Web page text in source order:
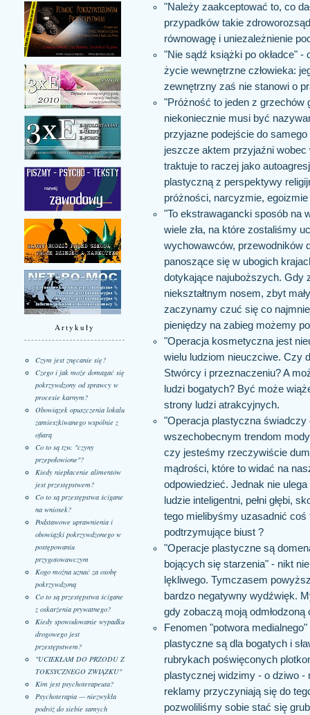
Artykuły
Czym jest znęcanie się?
Czego i jak może domagać się
pokrzywdzony od sprawcy w
procesie karnym?
Obowiązek opuszczenia lokalu
zamieszkiwanego wspólnie z
ofiarą
Co to są tzw. "czyny
przepołowione"?
Kiedy niepłacenie alimentów
jest przestępstwem?
Co to są przestępstwa ścigane
na wniosek?
Podstawowe uprawnienia i
obowiązki pokrzywdzonego w
postępowaniu
przygotowawczym
Kogo można uznać za osobę
pokrzywdzoną
Co to są przestępstwa ścigane
z oskarżenia prywatnego?
Kiedy spowodowanie wypadku
drogowego jest
przestępstwem?
"UCIEKŁAM DO PRZODU Z
TOKSYCZNEGO ZWIĄZKU"
Kim jest psychoterapeuta?
Psychoterapia — niezwykła
podróż do siebie samych
"Należy zaakceptować to, co
przypadków takie
równowagę i uniezależnienie
"Nie sądź książki po okładce"
życie wewnętrzne człowieka:
zewnętrzny zaś nie stanowi o
"Próżność to jeden z grzechów
niekoniecznie musi być
przyjazne podejście do
jeszcze aktem przyjaźni wobec
traktuje to raczej jako
plastyczną z perspektywy
próżności, narcyzmie, egoizmie
"To ekstrawagancki sposób na
wiele zła, na które zostaliśmy
wychowawców, przewodników
panoszące się w ubogich
dotykające najuboższych. Gdy
niekształtnym nosem, zbyt
zaczynamy czuć się co
pieniędzy na zabieg możemy
"Operacja kosmetyczna jest
wielu ludziom nieuczciwe. Czy
Stwórcy i przeznaczeniu? A
ludzi bogatych? Być może
strony ludzi atrakcyjnych.
"Operacja plastyczna świadczy
wszechobecnym trendom
czy jesteśmy rzeczywiście
mądrości, które to widać na
odpowiedzieć. Jednak nie
ludzie inteligentni, pełni głębi,
tego mielibyśmy uzasadnić coś
podtrzymujące biust ?
"Operacje plastyczne są
bojących się starzenia" - nikt
lękliwego. Tymczasem
bardzo negatywny wydźwięk.
gdy zobaczą moją odmłodzoną
Fenomen "potwora
plastyczne są dla bogatych i
rubrykach poświęconych
plastycznej widzimy - o dziwo -
reklamy przyczyniają się do
pozwoliliśmy sobie stać się